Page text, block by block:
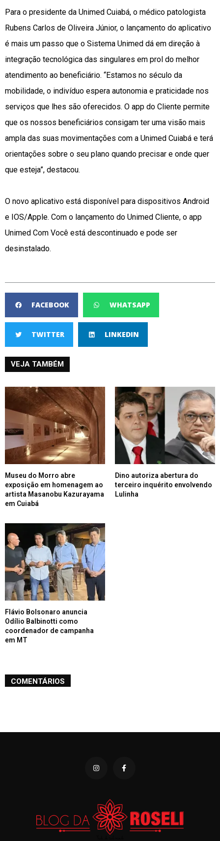
Para o presidente da Unimed Cuiabá, o médico patologista
Rubens Carlos de Oliveira Júnior, o lançamento do aplicativo
é mais um passo que o Sistema Unimed dá em direção à
integração tecnológica das singulares em prol do melhor
atendimento ao beneficiário. “Estamos no século da
mobilidade, o indivíduo espera autonomia e praticidade nos
serviços que lhes são oferecidos. O app do Cliente permite
que os nossos beneficiários consigam ter uma visão mais
ampla das suas movimentações com a Unimed Cuiabá e terá
orientações sobre o seu plano quando precisar e onde quer
que esteja”, destacou.
O novo aplicativo está disponível para dispositivos Android
e IOS/Apple. Com o lançamento do Unimed Cliente, o app
Unimed Com Você está descontinuado e pode ser
desinstalado.
FACEBOOK WHATSAPP
TWITTER LINKEDIN
VEJA TAMBÉM
Museu do Morro abre
exposição em homenagem ao
artista Masanobu Kazurayama
em Cuiabá
Dino autoriza abertura do
terceiro inquérito envolvendo
Lulinha
Flávio Bolsonaro anuncia
Odílio Balbinotti como
coordenador de campanha
em MT
COMENTÁRIOS